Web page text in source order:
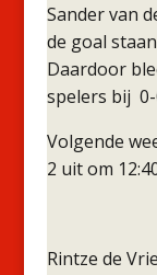
Sander van
de goal
Daardoor
spelers bij 0-
Volgende
2 uit om
Rintze de